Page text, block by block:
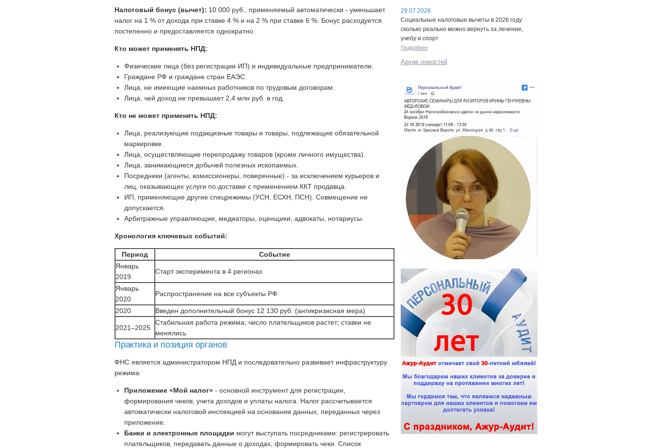
29.07.2026
Социальные налоговые вычеты в 2026 году:
сколько реально можно вернуть за лечение,
учебу и спорт
Подробнее
Архив новостей
Налоговый бонус (вычет): 10 000 руб., применяемый автоматически - уменьшает
налог на 1 % от дохода при ставке 4 % и на 2 % при ставке 6 %. Бонус расходуется
постепенно и предоставляется однократно.
Кто может применять НПД:
Физические лица (без регистрации ИП) и индивидуальные предприниматели.
Граждане РФ и граждане стран ЕАЭС.
Лица, не имеющие наемных работников по трудовым договорам.
Лица, чей доход не превышает 2,4 млн руб. в год.
Кто не может применять НПД:
Лица, реализующие подакцизные товары и товары, подлежащие обязательной
маркировке.
Лица, осуществляющие перепродажу товаров (кроме личного имущества).
Лица, занимающиеся добычей полезных ископаемых.
Посредники (агенты, комиссионеры, поверенные) - за исключением курьеров и
лиц, оказывающих услуги по доставке с применением ККТ продавца.
ИП, применяющие другие спецрежимы (УСН, ЕСХН, ПСН). Совмещение не
допускается.
Арбитражные управляющие, медиаторы, оценщики, адвокаты, нотариусы.
Хронология ключевых событий:
Период
Событие
Январь
2019
Старт эксперимента в 4 регионах
Январь
2020
Распространение на все субъекты РФ
2020 Введен дополнительный бонус 12 130 руб. (антикризисная мера)
2021–2025
Стабильная работа режима; число плательщиков растет; ставки не
менялись
Практика и позиция органов
ФНС является администратором НПД и последовательно развивает инфраструктуру
режима:
Приложение «Мой налог» - основной инструмент для регистрации,
формирования чеков, учета доходов и уплаты налога. Налог рассчитывается
автоматически налоговой инспекцией на основании данных, переданных через
приложение.
Банки и электронные площадки могут выступать посредниками: регистрировать
плательщиков, передавать данные о доходах, формировать чеки. Список